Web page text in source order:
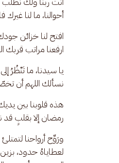
أحوالنا، ما لنا
افتح لنا خزائن
ارفعنا مراتب قربك
يا سيدنا، ما تَنْظُرُ
نسألك اللهم أن
هذه قلوبنا بين
رمضان إلا بقلبٍ قد
ورَوِّح أرواحنا
لعطاياهُ حدود،